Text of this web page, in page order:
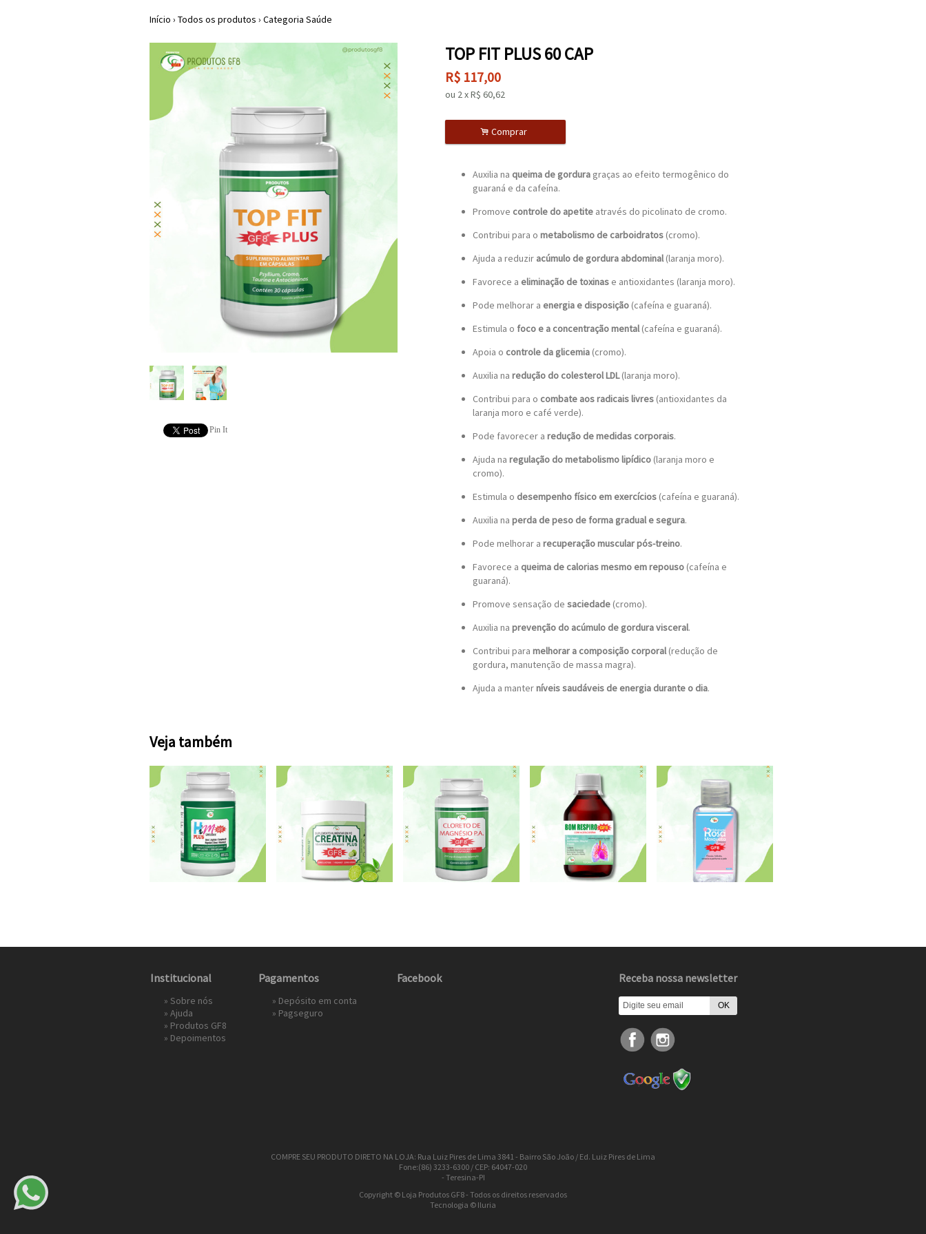
Início › Todos os produtos › Categoria Saúde
Pin It
TOP FIT PLUS 60 CAP
R$ 117,00
ou 2xR$ 60,62
. Comprar
Auxilia na queima de gordura graças ao efeito termogênico do
guaraná e da cafeína.
Promove controle do apetite através do picolinato de cromo.
Contribui para o metabolismo de carboidratos (cromo).
Ajuda a reduzir acúmulo de gordura abdominal(laranja moro).
Favorece a eliminação de toxinas e antioxidantes (laranja moro).
Pode melhorar a energia e disposição (cafeína e guaraná).
Estimula o foco e a concentração mental(cafeína e guaraná).
Apoia o controle da glicemia (cromo).
Auxilia na redução do colesterol LDL(laranja moro).
Contribui para o combate aos radicais livres (antioxidantes da
laranja moro e café verde).
Pode favorecer a redução de medidas corporais.
Ajuda na regulação do metabolismo lipídico (laranja moro e
cromo).
Estimula o desempenho físico em exercícios (cafeína e guaraná).
Auxilia na perda de peso de forma gradual e segura.
Pode melhorar a recuperação muscular pós-treino.
Favorece a queima de calorias mesmo em repouso (cafeína e
guaraná).
Promove sensação de saciedade (cromo).
Auxilia na prevenção do acúmulo de gordura visceral.
Contribui para melhorar a composição corporal(redução de
gordura, manutenção de massa magra).
Ajuda a manterníveis saudáveis de energia durante o dia.
Veja também
Institucional
» Sobre nós
» Ajuda
» Produtos GF8
» Depoimentos
Pagamentos
» Depósito em conta
» Pagseguro
Facebook Receba nossa newsletter
COMPRE SEU PRODUTO DIRETO NA LOJA: Rua Luiz Pires de Lima 3841 - Bairro São João / Ed. Luiz Pires de Lima
Fone:(86) 3233-6300 / CEP: 64047-020
- Teresina-PI
Copyright © Loja Produtos GF8 - Todos os direitos reservados
Tecnologia © Iluria